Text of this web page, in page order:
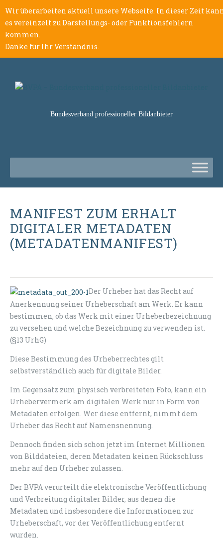
Wir überarbeiten aktuell unsere Webseite. In dieser Zeit
es vereinzelt zu Darstellungs- oder Funktionsfehlern
kommen.
Danke für Ihr Verständnis.
Bundesverband professioneller Bildanbieter
MANIFEST ZUM ERHALT
DIGITALER METADATEN
(METADATENMANIFEST)
Der Urheber hat das Recht auf
Anerkennung seiner Urheberschaft am Werk. Er kann
bestimmen, ob das Werk mit einer Urheberbezeichnung
zu versehen und welche Bezeichnung zu verwenden ist.
(§13 UrhG)
Diese Bestimmung des Urheberrechtes gilt
selbstverständlich auch für digitale Bilder.
Im Gegensatz zum physisch verbreiteten Foto, kann ein
Urhebervermerk am digitalen Werk nur in Form von
Metadaten erfolgen. Wer diese entfernt, nimmt dem
Urheber das Recht auf Namensnennung.
Dennoch finden sich schon jetzt im Internet Millionen
von Bilddateien, deren Metadaten keinen Rückschluss
mehr auf den Urheber zulassen.
Der BVPA verurteilt die elektronische Veröffentlichung
und Verbreitung digitaler Bilder, aus denen die
Metadaten und insbesondere die Informationen zur
Urheberschaft, vor der Veröffentlichung entfernt
wurden.